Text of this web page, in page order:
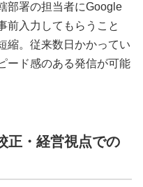
部署の担当者にGoogle
前入力してもらうこと
縮。従来数日かかってい
ード感のある発信が可能
正・経営視点での